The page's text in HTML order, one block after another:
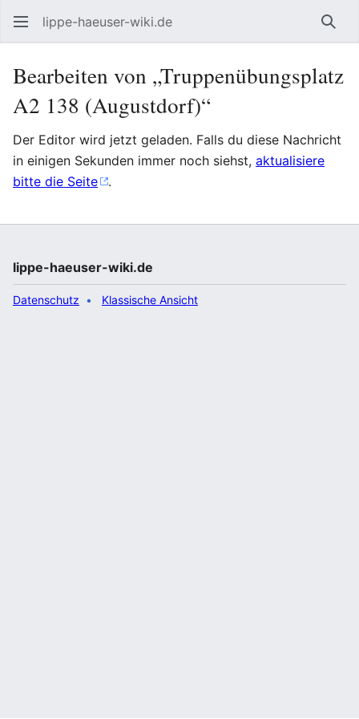
lippe-haeuser-wiki.de
Bearbeiten von „Truppenübungsplatz
A2 138 (Augustdorf)“
Der Editor wird jetzt geladen. Falls du diese Nachricht
in einigen Sekunden immer noch siehst, aktualisiere
bitte die Seite
.
lippe-haeuser-wiki.de
Datenschutz Klassische Ansicht